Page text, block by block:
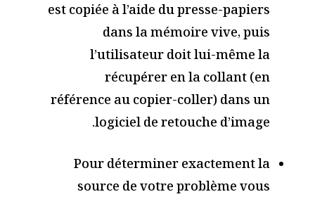
est copiée à l’aide du presse-papiers
dans la mémoire vive, puis
l’utilisateur doit lui-même la
récupérer en la collant (en
référence au copier-coller) dans un
logiciel de retouche d’image.
Pour déterminer exactement la
source de votre problème vous